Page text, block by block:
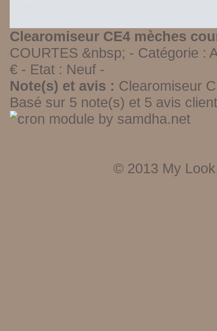
Clearomiseur CE4 mèches
COURTES &nbsp; - Catégorie :
€ - Etat : Neuf -
Note(s) et avis : Clearomiseur
Basé sur 5 note(s) et 5 avis
© 2013 My Look